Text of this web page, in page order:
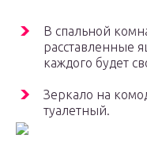
В спальной
расставленные
каждого будет
Зеркало на
туалетный.